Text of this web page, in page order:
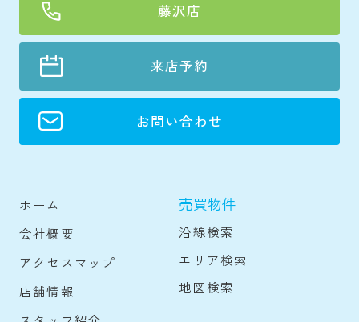
藤沢店
来店予約
お問い合わせ
ホーム
会社概要
アクセスマップ
店舗情報
売買物件
沿線検索
エリア検索
地図検索